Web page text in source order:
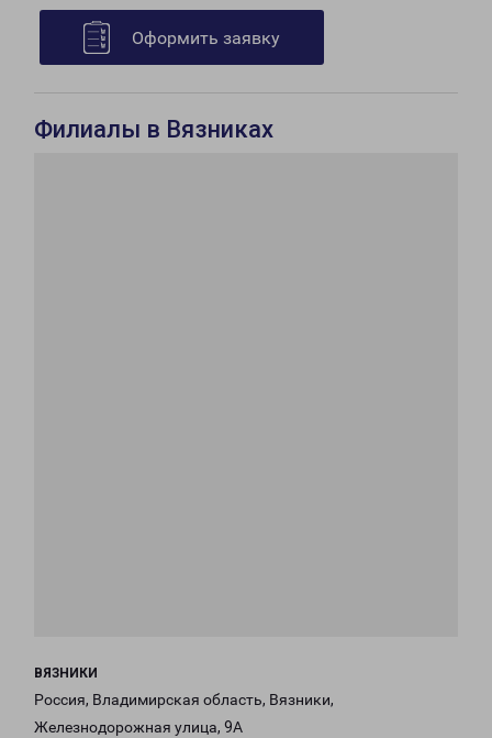
Оформить заявку
Филиалы в Вязниках
ВЯЗНИКИ
Россия, Владимирская область, Вязники,
Железнодорожная улица, 9А